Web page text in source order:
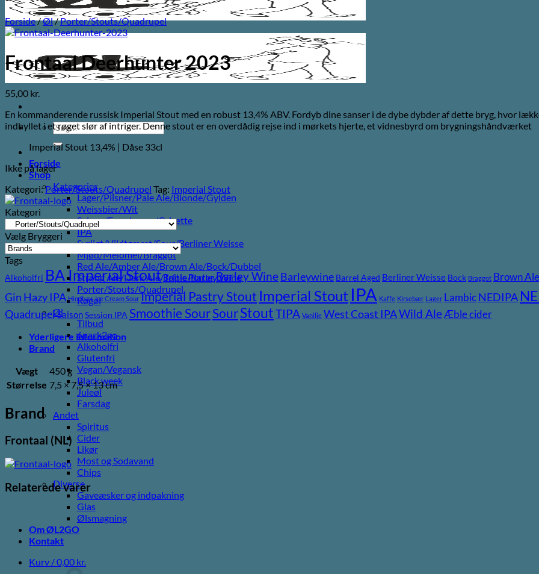
Søg
efter:
Forside
Shop
Kategorier
Lager/Pilsner/Pale Ale/Blonde/Gylden
Weissbier/Wit
Saison/Farmhouse/Grisette
IPA
Syrligt/Vildtgæret/Sour/Berliner Weisse
Mjød/Melomel/Braggot
Red Ale/Amber Ale/Brown Ale/Bock/Dubbel
Strong Ale/Dark Ale/Triple/Barley Wine
Porter/Stouts/Quadrupel
Røgøl
Øl
Tilbud
6pack2go
Alkoholfri
Glutenfri
Vegan/Vegansk
Black week
Juleøl
Farsdag
Andet
Spiritus
Cider
Likør
Most og Sodavand
Chips
Diverse
Gaveæsker og indpakning
Glas
Ølsmagning
Om ØL2GO
Kontakt
Kurv /0,00 kr.
Forside/Øl/Porter/Stouts/Quadrupel
Frontaal Deerhunter 2023
55,00 kr.
En kommanderende russisk Imperial Stout med en robust 13,4% ABV. Fordyb dine sanser i de dybe dybder af dette bryg, hvor
indhyllet i et røget slør af intriger. Denne stout er en overdådig rejse ind i mørkets hjerte, et vidnesbyrd om brygningshåndværket
Imperial Stout 13,4% | Dåse 33cl
Ikke på lager
Kategori:Porter/Stouts/Quadrupel Tag: Imperial Stout
Kategori
Vælg Bryggeri
Tags
Alkoholfri BA Imperial StoutBaltic PorterBarley Wine Barleywine Barrel Aged Berliner Weisse Bock Braggot Brown Ale
Gin Hazy IPA Hindbær Ice Cream Sour Imperial Pastry Stout Imperial Stout IPA Kaffe Kirsebær Lager Lambic NEDIPA
QuadrupelSaisonSession IPA Smoothie SourSourStoutTIPA Vanilje West Coast IPAWild Ale Æble cider
Yderligere information
Brand
Vægt
450 g
Størrelse 7,5 × 7,5 × 13 cm
Brand
Frontaal (NL)
Relaterede varer